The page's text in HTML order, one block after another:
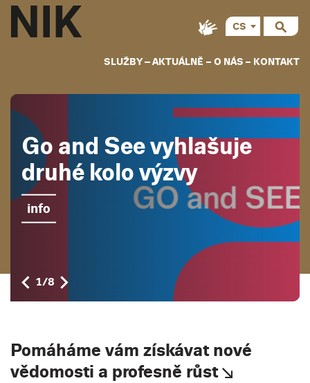
SLUŽBY AKTUÁLNĚ O NÁS KONTAKT
CS
Go and See vyhlašuje
druhé kolo výzvy
info
1/8
Pomáháme vám získávat nové
vědomosti a profesně růst